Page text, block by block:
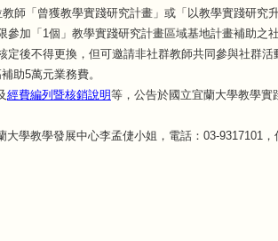
師「曾獲教學實踐研究計畫」或「以教學實踐研究升
參加「1個」教學實踐研究計畫區域基地計畫補助之社
定後不得更換，但可邀請非社群教師共同參與社群活
助5萬元業務費。
經費編列暨核銷說明等，公告於國立宜蘭大學教學
大學教學發展中心李孟倢小姐，電話：03-9317101，